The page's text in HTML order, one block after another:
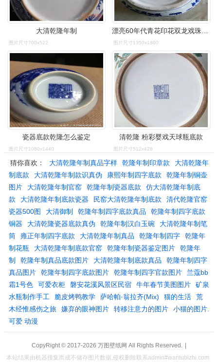
大清乾隆年制
图片尺寸700x522 图片尺寸1350x1800
瓷器底款乾隆怎么鉴定
图片尺寸1080x1440
清乾隆 粉彩婴戏天球瓶底款
图片尺寸512x428
猜你喜欢： 大清乾隆年制真品字样 乾隆年制印章款
大清乾隆年
制底款
大清乾隆年制款识真伪 康熙年制四字底款
乾隆年制铜壶
图片
大清乾隆年制官窑 乾隆年制瓷器底款
仿大清乾隆年制底
款
大清乾隆年制底款瓷器 民窑大清乾隆年制底款
清代乾隆官窑
瓷器500图
大清御制 乾隆年制四字底款真品
乾隆年制四字底款
铜器
大清乾隆瓷器底款真伪 乾隆年制汉白玉碗
大清乾隆年制笔
筒
雍正年制四字底款 大清乾隆年制真品 乾隆年制四字
乾隆年
制花瓶
大清乾隆年制底款官窑 乾隆年制瓷器鉴定图片
乾隆年
制
乾隆年制真品底款图片 大清乾隆年制底款真品
乾隆年制四字
真品图片
乾隆年制四字底款图片 乾隆年制四字官款图片
兰蔻bb
霜1号色
可爱衣柜 磐安花溪风景区民宿 牛年春节美图图片
矿泉
水瓶制作手工
脆皮烤鸭教学 萨哈帕·翁拉齐(Mix) 猫的生活
荒
木经惟感伤之旅
嫌弃的眼神图片 转移注意力的图片
小猫的图片.
可爱 动漫
CopyRight © 2017-2026 万图壁纸网 All Rights Reserved.
|
本站结果由机器搜集而成不储存图片数据,侵权删除联系admin#wantubizhi.com